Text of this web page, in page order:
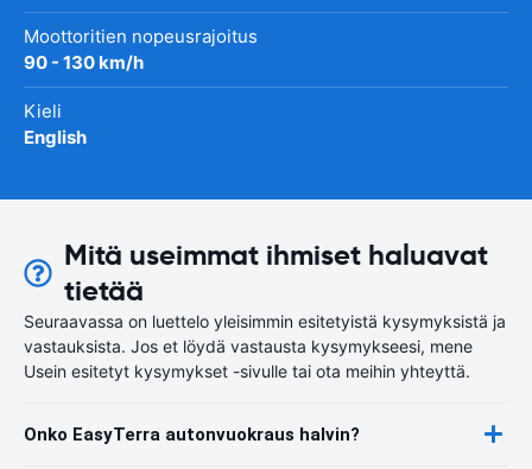
Moottoritien nopeusrajoitus
90 - 130 km/h
Kieli
English
Mitä useimmat ihmiset haluavat
tietää
Seuraavassa on luettelo yleisimmin esitetyistä kysymyksistä ja
vastauksista. Jos et löydä vastausta kysymykseesi, mene
Usein esitetyt kysymykset -sivulle tai ota meihin yhteyttä.
Onko EasyTerra autonvuokraus halvin?